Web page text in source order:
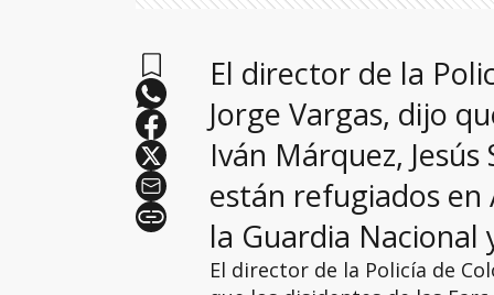
El director de la
Jorge Vargas, dijo
Iván Márquez, Jesús
están refugiados
la Guardia Nacional
El director de la Policía de